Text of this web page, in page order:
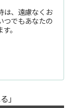
は、遠慮なくお
つでもあなたの
。
」